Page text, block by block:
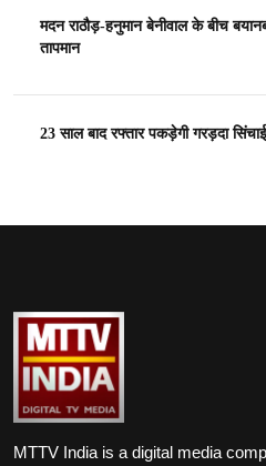
मदन राठौड़-हनुमान बेनीवाल के बीच
तापमान
23 साल बाद रफ्तार पकड़ेगी गरड़दा
MTTV India is a digital media